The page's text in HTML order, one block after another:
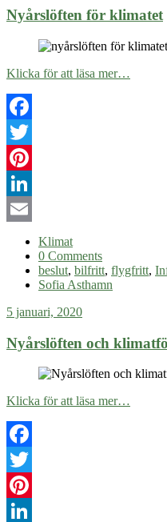
Nyårslöften för klimatet
Klicka för att läsa mer…
Facebook
Twitter
Pinterest
LinkedIn
Klimat
0 Comments
beslut, bilfritt, flygfritt,
Sofia Asthamn
5 januari, 2020
Nyårslöften och
Klicka för att läsa mer…
Facebook
Twitter
Pinterest